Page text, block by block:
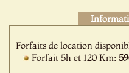
Forfaits de location
Forfait 5h et 120 Km: